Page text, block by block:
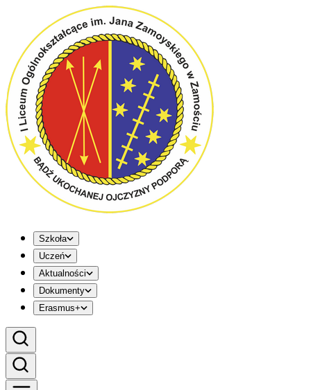
Szkoła
Uczeń
Aktualności
Dokumenty
Erasmus+